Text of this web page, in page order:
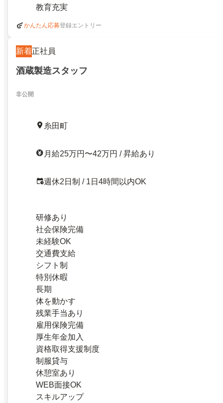
教育充実
かんたん応募登録エントリー
新着正社員
酒蔵製造スタッフ
非公開
糸田町
月給25万円〜42万円 / 昇給あり
週休2日制 / 1日4時間以内OK
研修あり
社会保険完備
未経験OK
交通費支給
シフト制
特別休暇
長期
体を動かす
残業手当あり
雇用保険完備
厚生年金加入
資格取得支援制度
制服貸与
休憩室あり
WEB面接OK
スキルアップ